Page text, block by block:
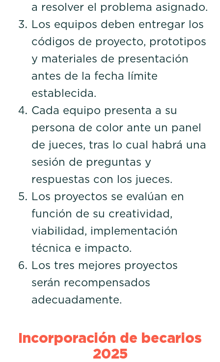
a resolver el problema asignado.
Los equipos deben entregar los
códigos de proyecto, prototipos
y materiales de presentación
antes de la fecha límite
establecida.
Cada equipo presenta a su
persona de color ante un panel
de jueces, tras lo cual habrá una
sesión de preguntas y
respuestas con los jueces.
Los proyectos se evalúan en
función de su creatividad,
viabilidad, implementación
técnica e impacto.
Los tres mejores proyectos
serán recompensados
adecuadamente.
Incorporación de becarios
2025